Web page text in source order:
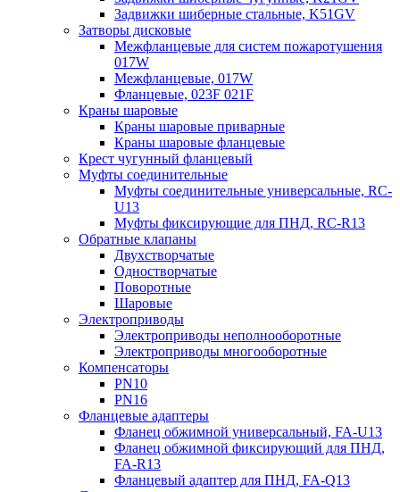
Задвижки шиберные стальные, K51GV
Затворы дисковые
Межфланцевые для систем пожаротушения
017W
Межфланцевые, 017W
Фланцевые, 023F 021F
Краны шаровые
Краны шаровые приварные
Краны шаровые фланцевые
Крест чугунный фланцевый
Муфты соединительные
Муфты соединительные универсальные, RC-
U13
Муфты фиксирующие для ПНД, RC-R13
Обратные клапаны
Двухстворчатые
Одностворчатые
Поворотные
Шаровые
Электроприводы
Электроприводы неполнооборотные
Электроприводы многооборотные
Компенсаторы
PN10
PN16
Фланцевые адаптеры
Фланец обжимной универсальный, FA-U13
Фланец обжимной фиксирующий для ПНД,
FA-R13
Фланцевый адаптер для ПНД, FA-Q13